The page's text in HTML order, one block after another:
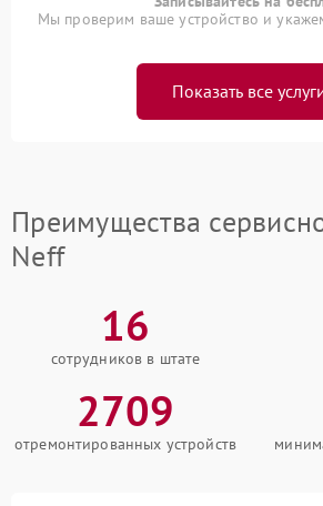
Мы проверим ваше устройство и
Показать все
Преимущества
Neff
16
сотрудников в штате
2709
отремонтированных устройств